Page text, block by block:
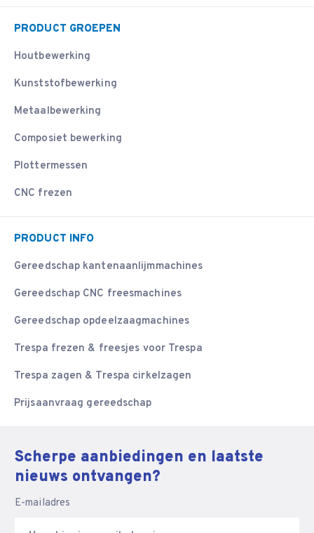
PRODUCT GROEPEN
Houtbewerking
Kunststofbewerking
Metaalbewerking
Composiet bewerking
Plottermessen
CNC frezen
PRODUCT INFO
Gereedschap kantenaanlijmmachines
Gereedschap CNC freesmachines
Gereedschap opdeelzaagmachines
Trespa frezen & freesjes voor Trespa
Trespa zagen & Trespa cirkelzagen
Prijsaanvraag gereedschap
Scherpe aanbiedingen en laatste
nieuws ontvangen?
E-mailadres